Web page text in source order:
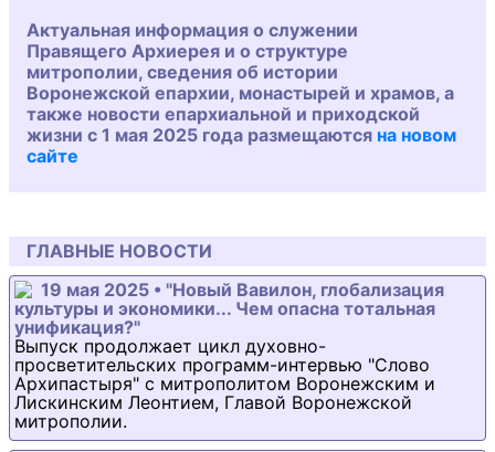
Актуальная информация о служении
Правящего Архиерея и о структуре
митрополии, сведения об истории
Воронежской епархии, монастырей и храмов, а
также новости епархиальной и приходской
жизни с 1 мая 2025 года размещаются на новом
сайте
ГЛАВНЫЕ НОВОСТИ
19 мая 2025 • "Новый Вавилон, глобализация
культуры и экономики... Чем опасна тотальная
унификация?"
Выпуск продолжает цикл духовно-
просветительских программ-интервью "Слово
Архипастыря" с митрополитом Воронежским и
Лискинским Леонтием, Главой Воронежской
митрополии.